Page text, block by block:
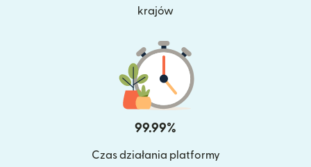
krajów
99.99%
Czas działania platformy